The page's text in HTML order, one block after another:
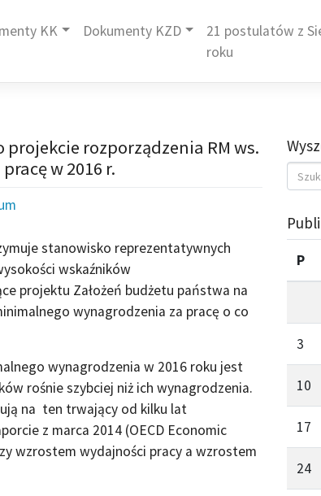
KK Dokumenty KZD
21 postulatów z
roku
projekcie rozporządzenia RM ws.
w 2016 r.
stanowisko reprezentatywnych
wskaźników
projektu Założeń budżetu państwa na
wynagrodzenia za pracę o co
wynagrodzenia w 2016 roku jest
rośnie szybciej niż ich wynagrodzenia.
na ten trwający od kilku lat
z marca 2014 (OECD Economic
wzrostem wydajności pracy a wzrostem
P
3
10
17
24